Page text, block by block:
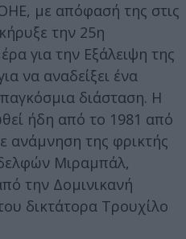
με απόφασή της στις
την 25η
για την Εξάλειψη της
να αναδείξει ένα
διάσταση. Η
ήδη από το 1981 από
ανάμνηση της φρικτής
Μιραμπάλ,
την Δομινικανή
δικτάτορα Τρουχίλο